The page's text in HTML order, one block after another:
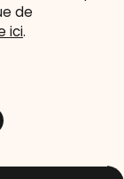
de
ici.